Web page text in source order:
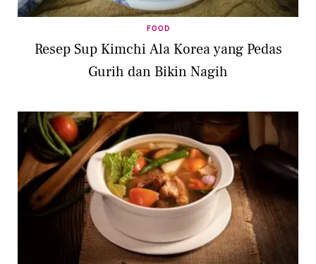
FOOD
Resep Sup Kimchi Ala Korea yang Pedas
Gurih dan Bikin Nagih